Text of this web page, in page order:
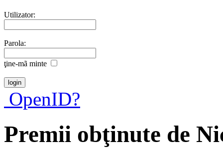
Utilizator:
Parola:
ţine-mã minte
OpenID?
Premii obţinute de